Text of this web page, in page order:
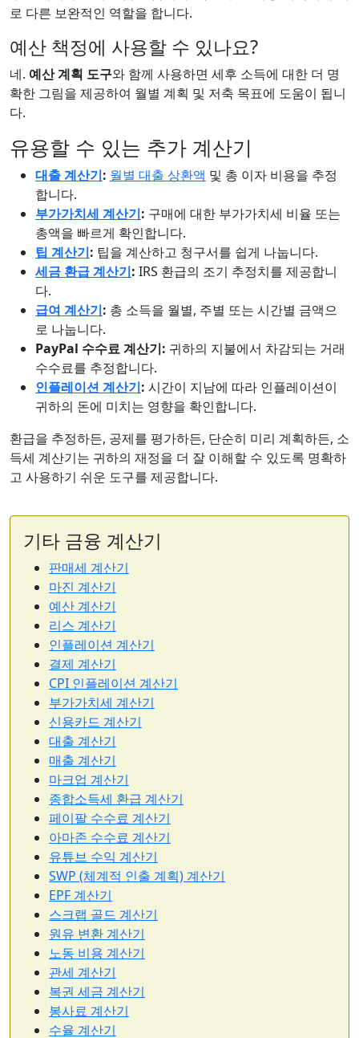
로 다른 보완적인 역할을 합니다.
예산 책정에 사용할 수 있나요?
네. 예산 계획 도구와 함께 사용하면 세후 소득에 대한 더 명
확한 그림을 제공하여 월별 계획 및 저축 목표에 도움이 됩니
다.
유용할 수 있는 추가 계산기
대출 계산기: 월별 대출 상환액 및 총 이자 비용을 추정
합니다.
부가가치세 계산기: 구매에 대한 부가가치세 비율 또는
총액을 빠르게 확인합니다.
팁 계산기: 팁을 계산하고 청구서를 쉽게 나눕니다.
세금 환급 계산기: IRS 환급의 조기 추정치를 제공합니
다.
급여 계산기: 총 소득을 월별, 주별 또는 시간별 금액으
로 나눕니다.
PayPal 수수료 계산기: 귀하의 지불에서 차감되는 거래
수수료를 추정합니다.
인플레이션 계산기: 시간이 지남에 따라 인플레이션이
귀하의 돈에 미치는 영향을 확인합니다.
환급을 추정하든, 공제를 평가하든, 단순히 미리 계획하든, 소
득세 계산기는 귀하의 재정을 더 잘 이해할 수 있도록 명확하
고 사용하기 쉬운 도구를 제공합니다.
기타 금융 계산기
판매세 계산기
마진 계산기
예산 계산기
리스 계산기
인플레이션 계산기
결제 계산기
CPI 인플레이션 계산기
부가가치세 계산기
신용카드 계산기
대출 계산기
매출 계산기
마크업 계산기
종합소득세 환급 계산기
페이팔 수수료 계산기
아마존 수수료 계산기
유튜브 수익 계산기
SWP (체계적 인출 계획) 계산기
EPF 계산기
스크랩 골드 계산기
원유 변환 계산기
노동 비용 계산기
관세 계산기
복권 세금 계산기
봉사료 계산기
수율 계산기